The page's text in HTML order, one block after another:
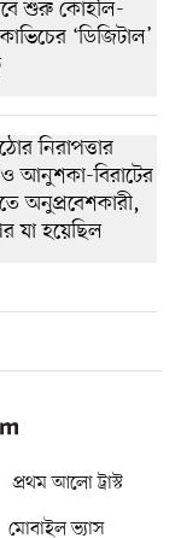
প্রথম আলো ট্রাস্ট
মোবাইল ভ্যাস